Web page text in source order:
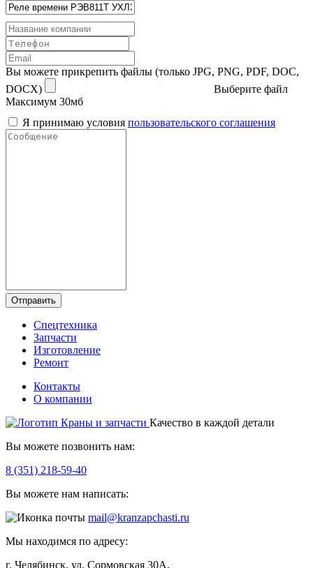
Вы можете прикрепить файлы (только JPG, PNG, PDF, DOC,
DOCX)
Выберите файл
Максимум 30мб
Я принимаю условия пользовательского соглашения
Отправить
Спецтехника
Запчасти
Изготовление
Ремонт
Контакты
О компании
Качество в каждой детали
Вы можете позвонить нам:
8 (351) 218-59-40
Вы можете нам написать:
mail@kranzapchasti.ru
Мы находимся по адресу:
г. Челябинск, ул. Сормовская 30А,